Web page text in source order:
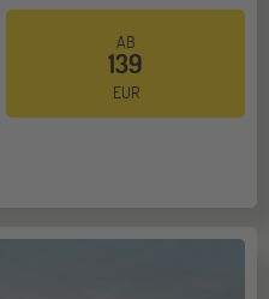
AB
139
EUR